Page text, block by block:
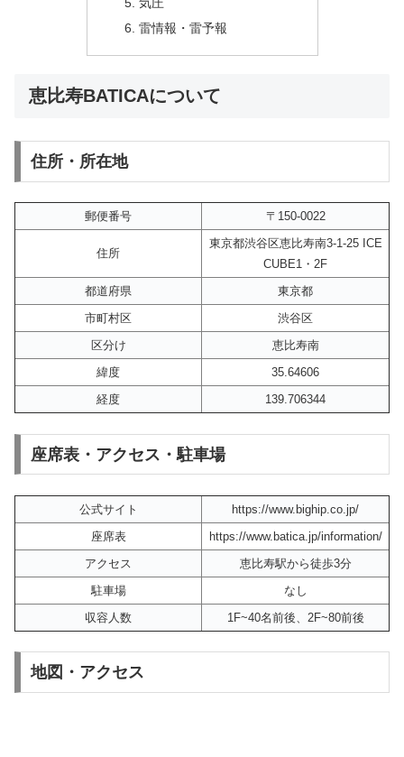
雷情報・雷予報
恵比寿BATICAについて
住所・所在地
郵便番号 〒150-0022
住所
東京都渋谷区恵比寿南3-1-25 ICE
CUBE1・2F
都道府県
東京都
市町村区
渋谷区
区分け
恵比寿南
緯度
35.64606
経度
139.706344
座席表・アクセス・駐車場
公式サイト
https://www.bighip.co.jp/
座席表
https://www.batica.jp/information/
アクセス
恵比寿駅から徒歩3分
駐車場
なし
収容人数
1F~40名前後、2F~80前後
地図・アクセス